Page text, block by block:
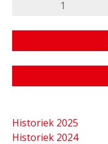
1
Historiek 2025
Historiek 2024